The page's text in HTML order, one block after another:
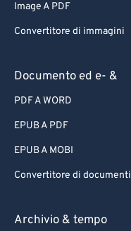
Image A PDF
Convertitore di immagini
Documento ed e- &
PDF A WORD
EPUB A PDF
EPUB A MOBI
Convertitore di documenti
Archivio & tempo